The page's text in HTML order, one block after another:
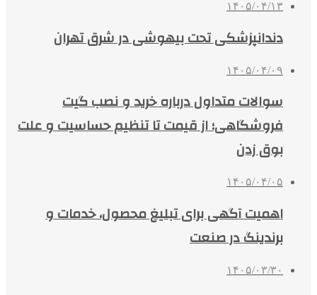
۱۴۰۵/۰۴/۱۳
دندانپزشکی تحت بیهوشی در شرق تهران
۱۴۰۵/۰۴/۰۹
سوالات متداول درباره خرید و نصب گیت
فروشگاهی؛ از قیمت تا تنظیم حساسیت و علت
بوق زدن
۱۴۰۵/۰۴/۰۵
اهمیت آگهی برای تبلیغ محصول، خدمات و
برندینگ در صنعت
۱۴۰۵/۰۳/۳۰